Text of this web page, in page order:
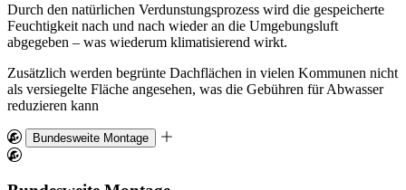
Durch den natürlichen Verdunstungsprozess wird die gespeicherte
Feuchtigkeit nach und nach wieder an die Umgebungsluft
abgegeben – was wiederum klimatisierend wirkt.
Zusätzlich werden begrünte Dachflächen in vielen Kommunen nicht
als versiegelte Fläche angesehen, was die Gebühren für Abwasser
reduzieren kann
Bundesweite Montage